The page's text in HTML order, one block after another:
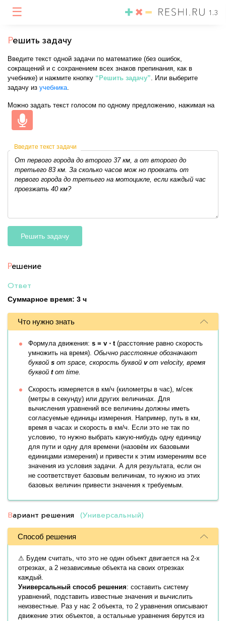
☰ 1.3
Решить задачу
Введите текст одной задачи по математике (без ошибок,
сокращений и с сохранением всех знаков препинания, как в
учебнике) и нажмите кнопку “Решить задачу”. Или выберите
задачу из учебника.
Можно задать текст голосом по одному предложению, нажимая на
Введите текст задачи
Решить задачу
Решение
Ответ
Суммарное время: 3 ч
Что нужно знать
Формула движения: s = v ⋅ t(расстояние равно скорость
умножить на время). Обычно расстояние обозначают
буквой s от space, скорость буквой vот velocity, время
буквой tот time.
Скорость измеряется в км/ч (километры в час), м/сек
(метры в секунду) или других величинах. Для
вычисления уравнений все величины должны иметь
согласуемые единицы измерения. Например, путь в км,
время в часах и скорость в км/ч. Если это не так по
условию, то нужно выбрать какую-нибудь одну единицу
для пути и одну для времени (назовём их базовыми
единицами измерения) и привести к этим измерениям все
значения из условия задачи. А для результата, если он
не соответствует базовым величинам, то нужно из этих
базовых величин привести значения к требуемым.
Вариант решения (Универсальный)
Способ решения
⚠ Будем считать, что это не один объект двигается на 2-х
отрезках, а 2 независимые объекта на своих отрезках
каждый.
Универсальный способ решения: составить систему
уравнений, подставить известные значения и вычислить
неизвестные. Раз у нас 2 объекта, то 2 уравнения описывают
движение этих объектов, а остальные уравнения берутся из